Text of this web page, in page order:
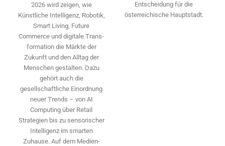
2026 wird ­zeigen, wie
Künstliche Intelligenz, Robotik,
Smart Living, Future
Commerce und digitale Trans­
formation die Märkte der
Zukunft und den Alltag der
Menschen gestalten. Dazu
gehört auch die
gesellschaftliche Einordnung
neuer Trends – von AI
Computing über Retail
Strategien bis zu sensorischer
Intelligenz im smarten
Zuhause. Auf dem Medien­
Entscheidung für die
österreichische Hauptstadt.